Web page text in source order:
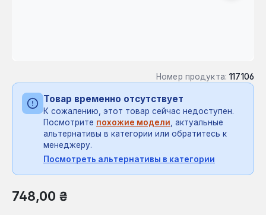
Номер продукта: 117106
Товар временно отсутствует
К сожалению, этот товар сейчас недоступен.
Посмотрите похожие модели , актуальные
альтернативы в категории или обратитесь к
менеджеру.
Посмотреть альтернативы в категории
Обычная цена:
748,00 ₴